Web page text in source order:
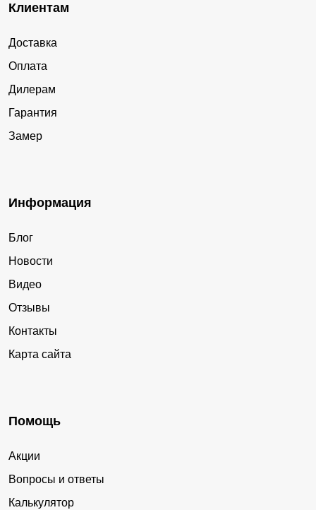
Клиентам
Доставка
Оплата
Дилерам
Гарантия
Замер
Информация
Блог
Новости
Видео
Отзывы
Контакты
Карта сайта
Помощь
Акции
Вопросы и ответы
Калькулятор